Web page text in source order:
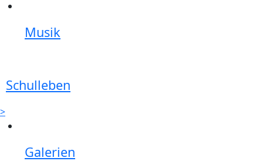
Musik
Schulleben
>
Galerien